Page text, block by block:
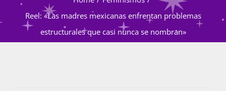
Atención de la violencia de género
Reel: «Las madres mexicanas enfrentan problemas
estructurales que casi nunca se nombran»